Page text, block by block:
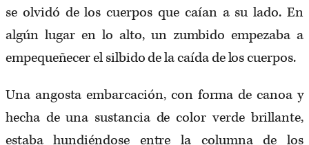
se olvidó de los cuerpos que caían a su lado. En
algún lugar en lo alto, un zumbido empezaba a
empequeñecer el silbido de la caída de los cuerpos.
Una angosta embarcación, con forma de canoa y
hecha de una sustancia de color verde brillante,
estaba hundiéndose entre la columna de los